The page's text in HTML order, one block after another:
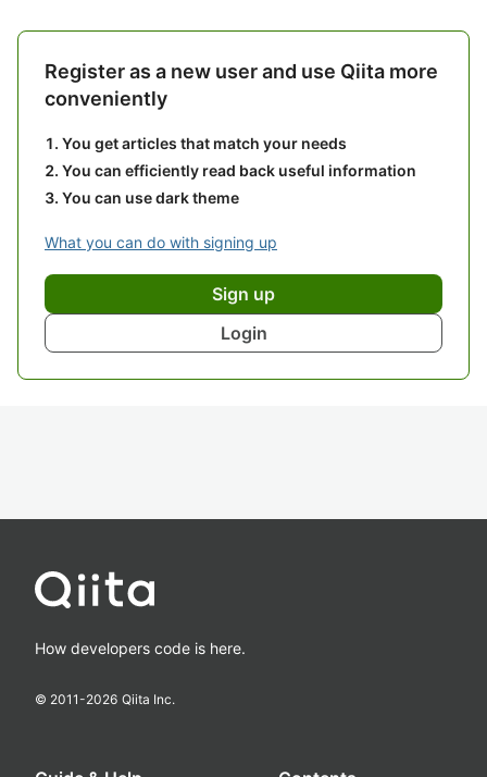
Register as a new user and use Qiita more
conveniently
You get articles that match your needs
You can efficiently read back useful information
You can use dark theme
What you can do with signing up
Sign up
Login
How developers code is here.
© 2011-2026 Qiita Inc.